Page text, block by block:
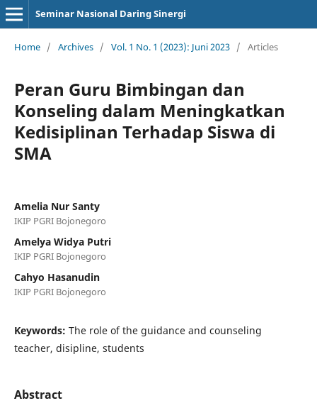
Seminar Nasional Daring Sinergi
Home / Archives / Vol. 1 No. 1 (2023): Juni 2023 / Articles
Peran Guru Bimbingan dan
Konseling dalam Meningkatkan
Kedisiplinan Terhadap Siswa di
SMA
Amelia Nur Santy
IKIP PGRI Bojonegoro
Amelya Widya Putri
IKIP PGRI Bojonegoro
Cahyo Hasanudin
IKIP PGRI Bojonegoro
Keywords: The role of the guidance and counseling
teacher, disipline, students
Abstract